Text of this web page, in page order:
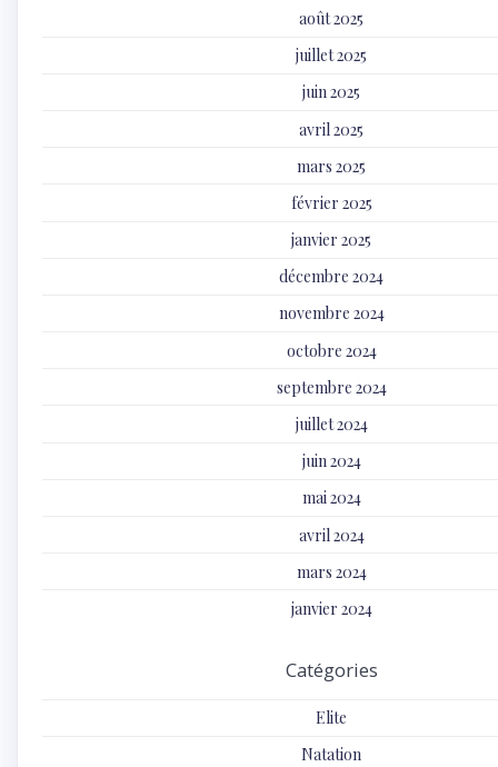
août 2025
juillet 2025
juin 2025
avril 2025
mars 2025
février 2025
janvier 2025
décembre 2024
novembre 2024
octobre 2024
septembre 2024
juillet 2024
juin 2024
mai 2024
avril 2024
mars 2024
janvier 2024
Catégories
Elite
Natation